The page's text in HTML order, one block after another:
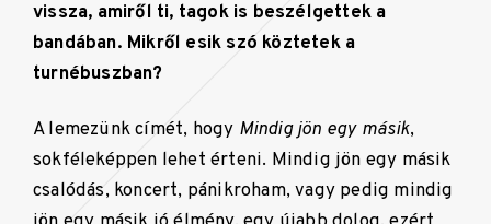
vissza, amiről ti, tagok is beszélgettek a
bandában. Mikről esik szó köztetek a
turnébuszban?
A lemezünk címét, hogy Mindig jön egy másik,
sokféleképpen lehet érteni. Mindig jön egy másik
csalódás, koncert, pánikroham, vagy pedig mindig